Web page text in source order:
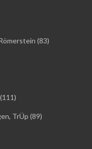
(83)
TrÜp (89)